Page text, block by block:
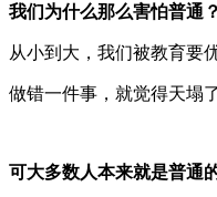
我们为什么那么害怕普通？
从小到大，我们被教育要
做错一件事，就觉得天塌
可大多数人本来就是普通的